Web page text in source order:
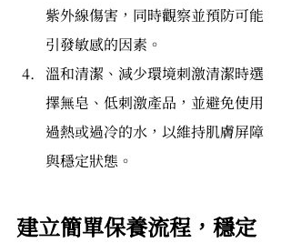
紫外線傷害，同時觀察並預防可能
引發敏感的因素。
溫和清潔、減少環境刺激清潔時選
擇無皂、低刺激產品，並避免使用
過熱或過冷的水，以維持肌膚屏障
與穩定狀態。
建立簡單保養流程，穩定